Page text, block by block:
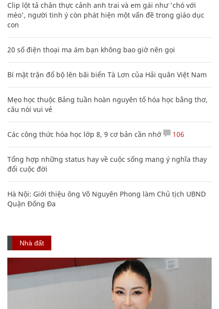
Clip lột tả chân thực cảnh anh trai và em gái như 'chó với
mèo', người tinh ý còn phát hiện một vấn đề trong giáo dục
con
20 số điện thoại ma ám bạn không bao giờ nên gọi
Bí mật trận đổ bộ lên bãi biển Tà Lơn của Hải quân Việt Nam
Mẹo học thuộc Bảng tuần hoàn nguyên tố hóa học bằng thơ,
câu nói vui vẻ
Các công thức hóa học lớp 8, 9 cơ bản cần nhớ 106
Tổng hợp những status hay về cuộc sống mang ý nghĩa thay
đổi cuộc đời
Hà Nội: Giới thiệu ông Võ Nguyên Phong làm Chủ tịch UBND
Quận Đống Đa
Nhà đất